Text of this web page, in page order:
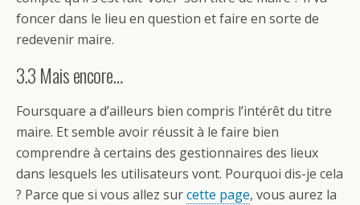
foncer dans le lieu en question et faire en sorte de
redevenir maire.
3.3 Mais encore…
Foursquare a d’ailleurs bien compris l’intérêt du titre
maire. Et semble avoir réussit à le faire bien
comprendre à certains des gestionnaires des lieux
dans lesquels les utilisateurs vont. Pourquoi dis-je cela
? Parce que si vous allez surcette page, vous aurez la